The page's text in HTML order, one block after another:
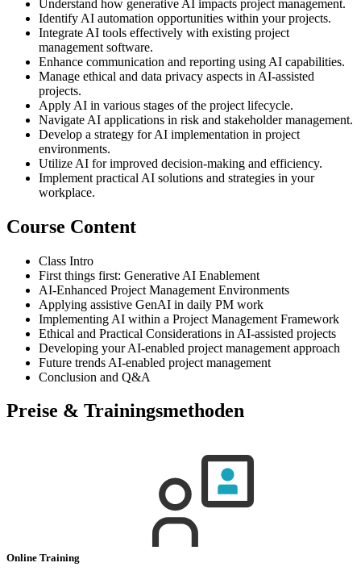
Understand how generative AI impacts project management.
Identify AI automation opportunities within your projects.
Integrate AI tools effectively with existing project
management software.
Enhance communication and reporting using AI capabilities.
Manage ethical and data privacy aspects in AI-assisted
projects.
Apply AI in various stages of the project lifecycle.
Navigate AI applications in risk and stakeholder management.
Develop a strategy for AI implementation in project
environments.
Utilize AI for improved decision-making and efficiency.
Implement practical AI solutions and strategies in your
workplace.
Course Content
Class Intro
First things first: Generative AI Enablement
AI-Enhanced Project Management Environments
Applying assistive GenAI in daily PM work
Implementing AI within a Project Management Framework
Ethical and Practical Considerations in AI-assisted projects
Developing your AI-enabled project management approach
Future trends AI-enabled project management
Conclusion and Q&A
Preise & Trainingsmethoden
Online Training